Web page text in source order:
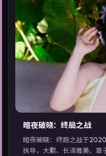
暗夜破晓：终局之战
暗夜破晓：终局之战于
执导，大鹏、长泽雅美、章